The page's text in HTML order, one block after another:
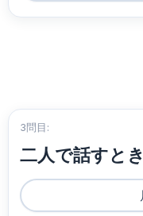
3問目:
二人で話すと